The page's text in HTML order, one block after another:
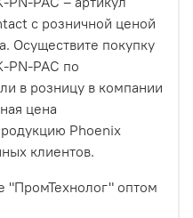
с розничной ценой
Осуществите покупку
PN-PAC по
в розницу в компании
цена
Phoenix
клиентов.
"ПромТехнолог" оптом